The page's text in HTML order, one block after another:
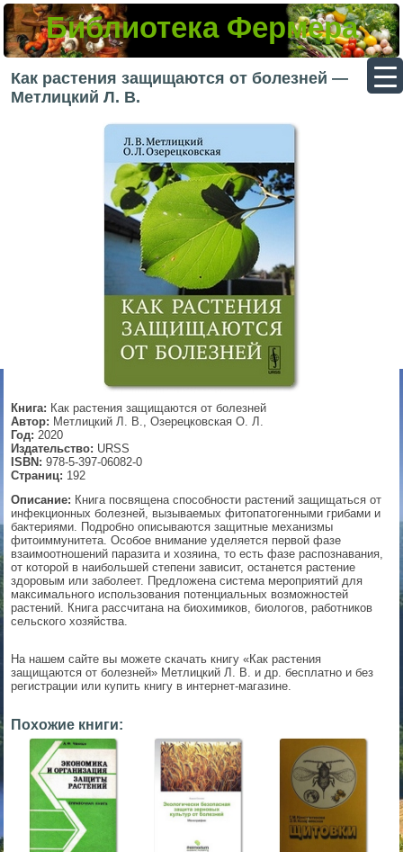
Библиотека Фермера
Как растения защищаются от болезней —
Метлицкий Л. В.
Книга: Как растения защищаются от болезней
Автор: Метлицкий Л. В., Озерецковская О. Л.
Год: 2020
Издательство: URSS
ISBN: 978-5-397-06082-0
Страниц: 192
Описание: Книга посвящена способности растений защищаться от
инфекционных болезней, вызываемых фитопатогенными грибами и
бактериями. Подробно описываются защитные механизмы
фитоиммунитета. Особое внимание уделяется первой фазе
взаимоотношений паразита и хозяина, то есть фазе распознавания,
от которой в наибольшей степени зависит, останется растение
здоровым или заболеет. Предложена система мероприятий для
максимального использования потенциальных возможностей
растений. Книга рассчитана на биохимиков, биологов, работников
сельского хозяйства.
На нашем сайте вы можете скачать книгу «Как растения
защищаются от болезней» Метлицкий Л. В. и др. бесплатно и без
регистрации или купить книгу в интернет-магазине.
Похожие книги:
▼
▼
▼
▼